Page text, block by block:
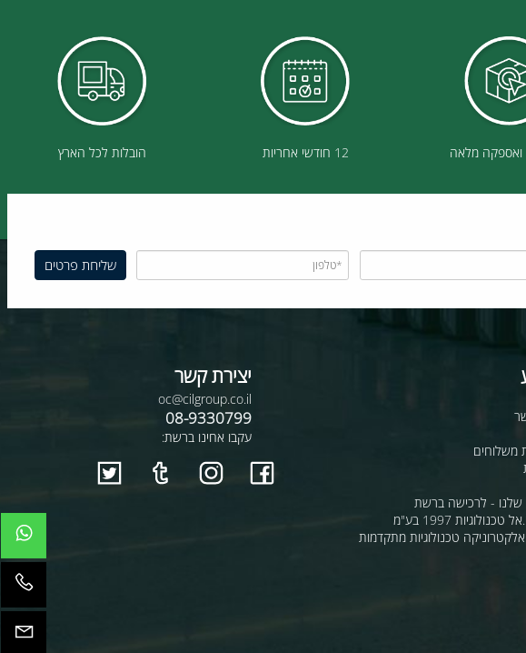
מלאה 12 חודשי אחריות הובלות לכל הארץ
- לרכישה ברשת
יצירת קשר
08-9330799